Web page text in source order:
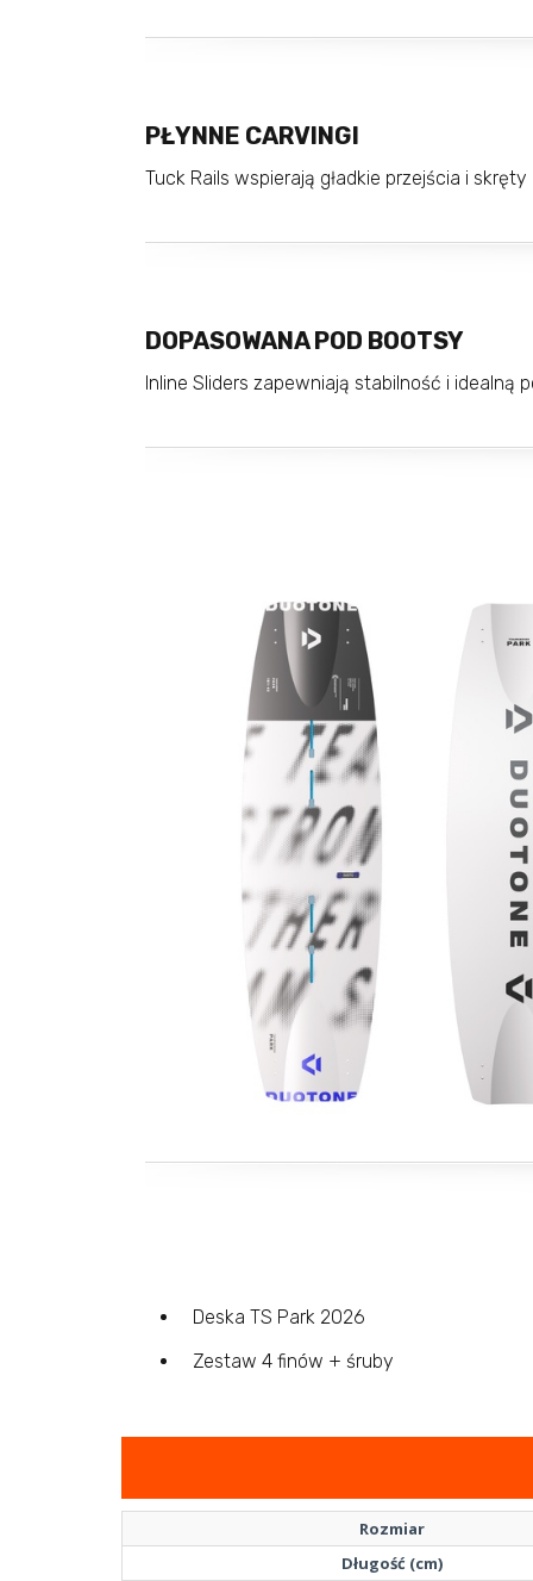
PŁYNNE CARVINGI
Tuck Rails wspierają gładkie przejścia i skręty
DOPASOWANA POD BOOTSY
Inline Sliders zapewniają stabilność i idealną
Deska TS Park 2026
Zestaw 4 finów + śruby
Rozmiar
Długość (cm)